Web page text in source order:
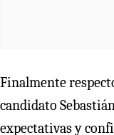
Finalmente
candidato
expectativas y